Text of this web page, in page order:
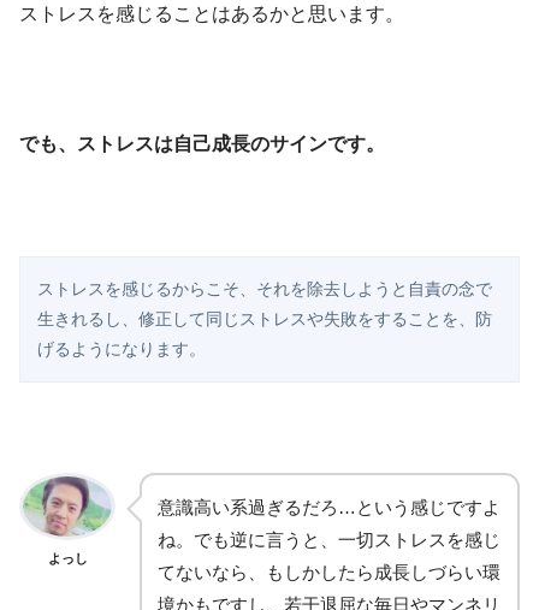
ストレスを感じることはあるかと思います。
でも、ストレスは自己成長のサインです。
ストレスを感じるからこそ、それを除去しようと自責の念で
生きれるし、修正して同じストレスや失敗をすることを、防
げるようになります。
よっし
意識高い系過ぎるだろ…という感じですよ
ね。でも逆に言うと、一切ストレスを感じ
てないなら、もしかしたら成長しづらい環
境かもですし、若干退屈な毎日やマンネリ